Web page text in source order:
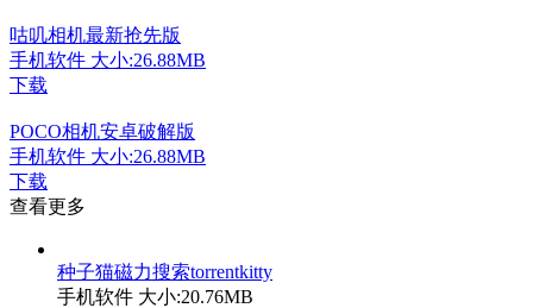
咕叽相机最新抢先版
手机软件 大小:26.88MB
下载
POCO相机安卓破解版
手机软件 大小:26.88MB
下载
查看更多
种子猫磁力搜索torrentkitty
手机软件 大小:20.76MB